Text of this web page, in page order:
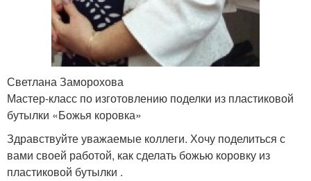
Светлана Заморохова
Мастер-класс по изготовлению поделки из пластиковой
бутылки «Божья коровка»
Здравствуйте уважаемые коллеги. Хочу поделиться с
вами своей работой, как сделать божью коровку из
пластиковой бутылки .